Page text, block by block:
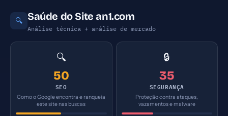
🔍 Saúde do Site an1.com
Análise técnica + análise de mercado
🔍
50
SEO
Como o Google encontra e ranqueia
este site nas buscas
🔒
35
SEGURANÇA
Proteção contra ataques,
vazamentos e malware